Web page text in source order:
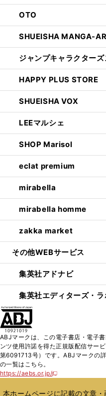
OTO
SHUEISHA MANGA-
ジャンプキャラクター
HAPPY PLUS STORE
SHUEISHA VOX
LEEマルシェ
SHOP Marisol
eclat premium
mirabella
mirabella homme
zakka market
その他WEBサービス
集英社アドナビ
集英社エディターズ・ラ
ABJマークは、この電子書店・電子
ンツ使用許諾を得た正規版配信サー
第6091713号）です。ABJマークの
の一覧はこちら。
https://aebs.or.jp/
新
い
本ホームページに記載の文章